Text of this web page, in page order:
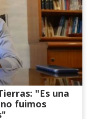
"Es una
fuimos